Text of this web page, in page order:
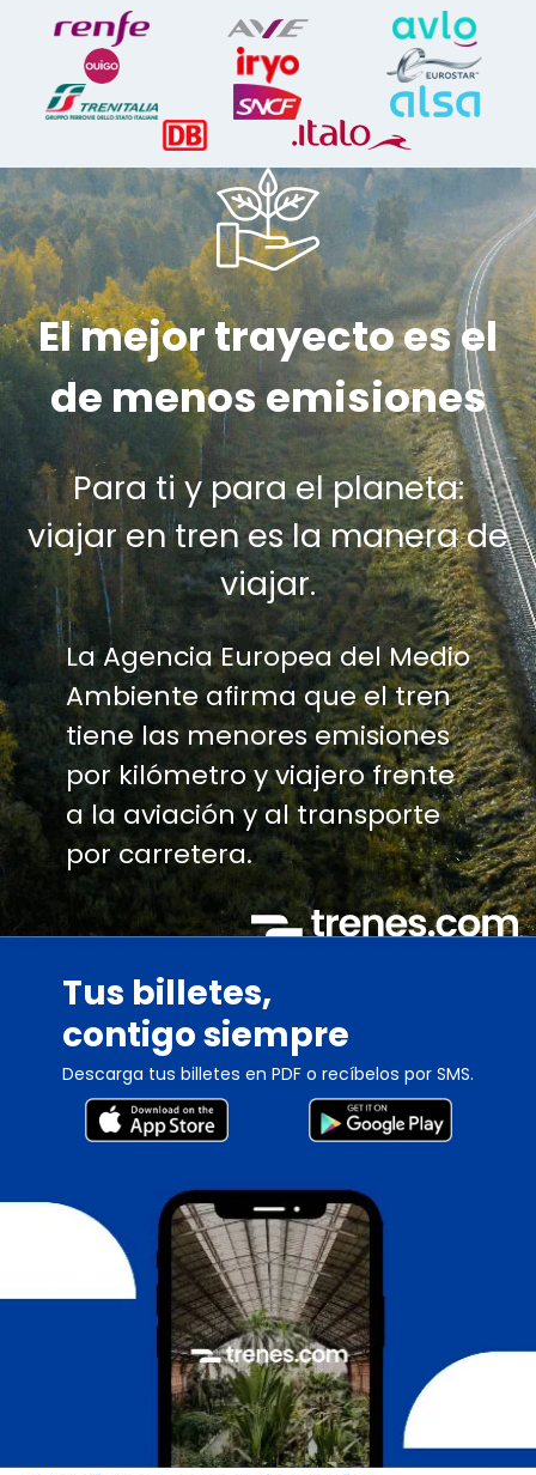
El mejor trayecto es el
de menos emisiones
Para ti y para el planeta:
viajar en tren es la manera de
viajar.
La Agencia Europea del Medio
Ambiente afirma que el tren
tiene las menores emisiones
por kilómetro y viajero frente
a la aviación y al transporte
por carretera.
Tus billetes,
contigo siempre
Descarga tus billetes en PDF o recíbelos por SMS.